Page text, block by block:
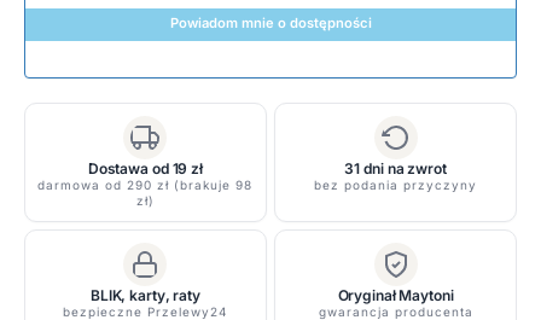
Powiadom mnie o dostępności
Dostawa od 19 zł
darmowa od 290 zł (brakuje 98
zł)
31 dni na zwrot
bez podania przyczyny
BLIK, karty, raty
bezpieczne Przelewy24
Oryginał Maytoni
gwarancja producenta